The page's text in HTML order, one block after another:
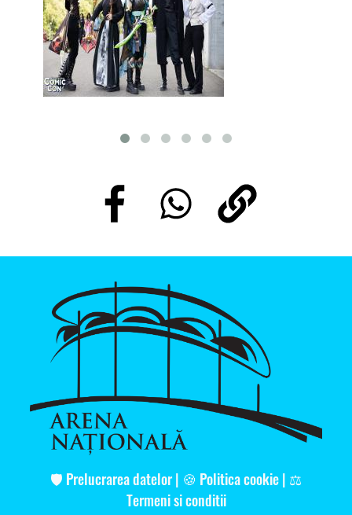
🛡️ Prelucrarea datelor| 🍪 Politica cookie| ⚖️
Termeni si conditii